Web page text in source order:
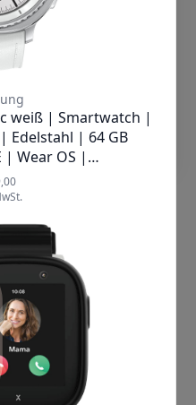
der Identitäts- und
und verwendet die
die statistische
die Begründung,
des
kann
Werte) beinhalten, die auf
mathematisch-
einfließen.
gemäß den
Die
der Bonitätsprüfung
Verarbeitung erfolgt auf
DSGVO aus unserem
am Schutz vor
Vorleistung geht.